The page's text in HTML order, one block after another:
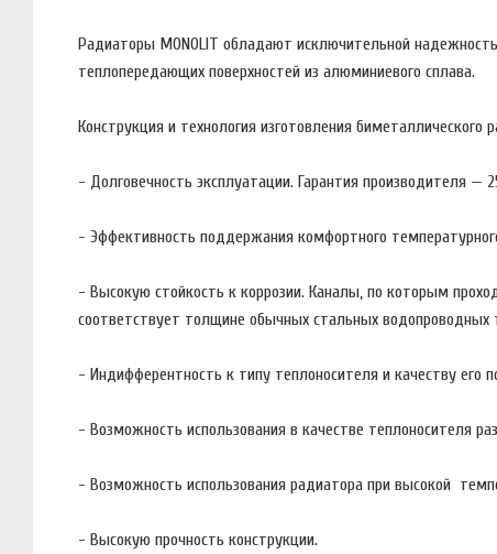
Радиаторы MONOLIT обладают исключительной
теплопередающих поверхностей из алюминиевого сплава.
Конструкция и технология изготовления биметаллического
- Долговечность эксплуатации. Гарантия производителя —
- Эффективность поддержания комфортного
- Высокую стойкость к коррозии. Каналы, по которым
соответствует толщине обычных стальных
- Индифферентность к типу теплоносителя и качеству его
- Возможность использования в качестве теплоносителя
- Возможность использования радиатора при высокой
- Высокую прочность конструкции.